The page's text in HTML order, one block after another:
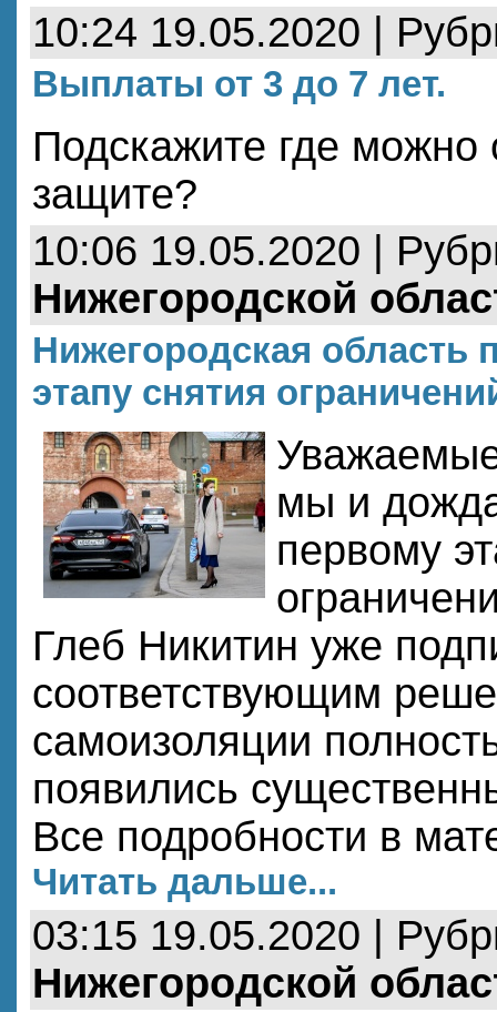
10:24 19.05.2020 |
Выплаты от 3 до 7 лет.
Подскажите где
защите?
10:06 19.05.2020 |
Нижегородской
Нижегородская область
этапу снятия
мы и
первому
Глеб Никитин уже
соответствующим
самоизоляции
появились
Все подробности в
Читать дальше...
03:15 19.05.2020 |
Нижегородской